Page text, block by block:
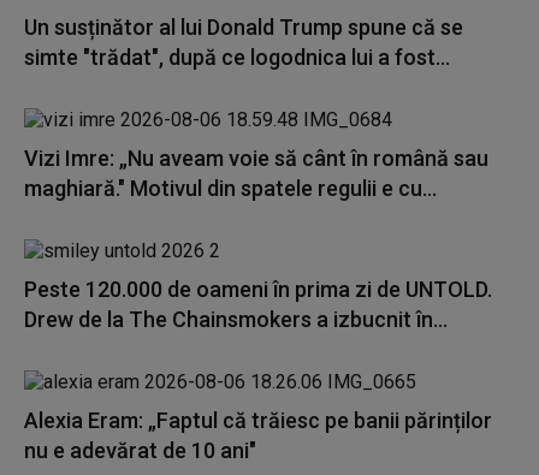
Un susținător al lui Donald Trump spune că se
simte "trădat", după ce logodnica lui a fost...
Vizi Imre: „Nu aveam voie să cânt în română sau
maghiară." Motivul din spatele regulii e cu...
Peste 120.000 de oameni în prima zi de UNTOLD.
Drew de la The Chainsmokers a izbucnit în...
Alexia Eram: „Faptul că trăiesc pe banii părinților
nu e adevărat de 10 ani"